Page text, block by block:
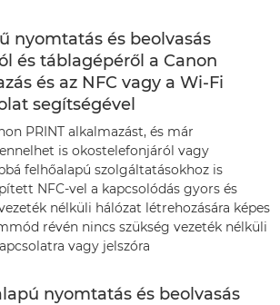
nyomtatás és beolvasás
és táblagépéről a Canon
és az NFC vagy a Wi-Fi
segítségével
PRINT alkalmazást, és már
is okostelefonjáról vagy
felhőalapú szolgáltatásokhoz is
NFC-vel a kapcsolódás gyors és
nélküli hálózat létrehozására képes
révén nincs szükség vezeték nélküli
vagy jelszóra
nyomtatás és beolvasás